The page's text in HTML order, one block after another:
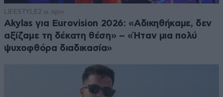
LIFESTYLE 2 ω. πριν
Akylas για Eurovision 2026: «Aδικηθήκαμε, δεν
αξίζαμε τη δέκατη θέση» – «Ήταν μια πολύ
ψυχοφθόρα διαδικασία»